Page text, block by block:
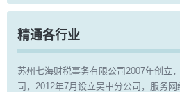
精通各行业
苏州七海财税事务有限公司2007年创立
司，2012年7月设立吴中分公司，服务